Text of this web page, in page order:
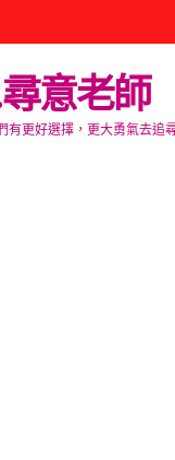
意老師
更好選擇，更大勇氣去